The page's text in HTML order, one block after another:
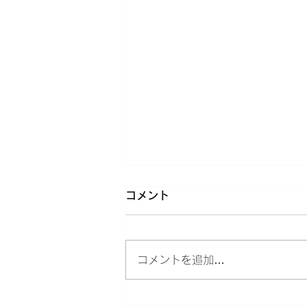
コメント
コメントを追加…